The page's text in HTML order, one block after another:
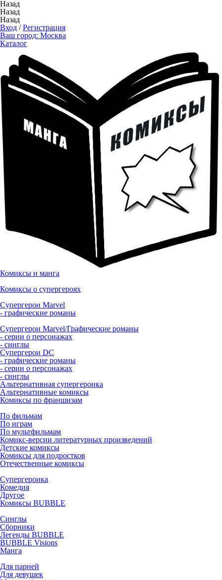
Назад
Назад
Назад
Вход /Регистрация
Ваш город: Москва
Каталог
Комиксы и манга
Комиксы о супергероях
Супергерои Marvel
- графические романы
Супергерои Marvel/Графические романы
- серии о персонажах
- синглы
Супергерои DC
- графические романы
- серии о персонажах
- синглы
Альтернативная супергероика
Альтернативные комиксы
Комиксы по франшизам
По фильмам
По играм
По мультфильмам
Комикс-версии литературных произведений
Детские комиксы
Комиксы для подростков
Отечественные комиксы
Супергероика
Комедия
Другое
Комиксы BUBBLE
Синглы
Сборники
Легенды BUBBLE
BUBBLE Visions
Манга
Для парней
Для девушек